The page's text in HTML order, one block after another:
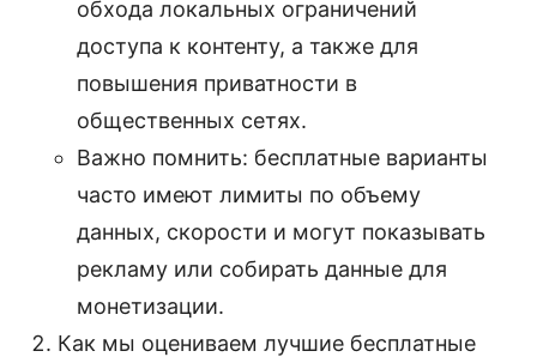
обхода локальных ограничений
доступа к контенту, а также для
повышения приватности в
общественных сетях.
Важно помнить: бесплатные варианты
часто имеют лимиты по объему
данных, скорости и могут показывать
рекламу или собирать данные для
монетизации.
Как мы оцениваем лучшие бесплатные